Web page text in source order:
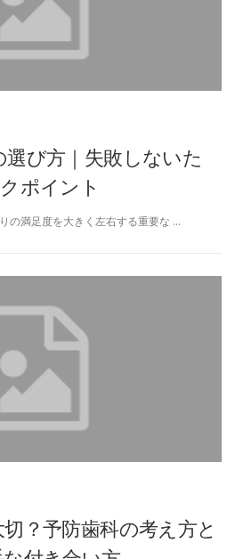
び方｜失敗しないた
ポイント
の満足度を大きく左右する重要な …
？予防歯科の考え方と